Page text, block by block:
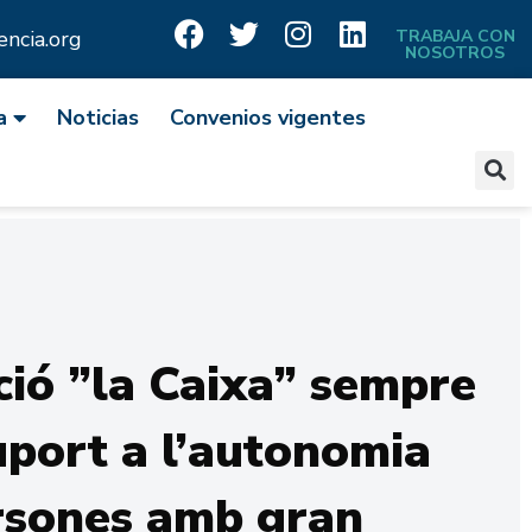
TRABAJA CON
NOSOTROS
Noticias
Convenios vigentes
”la Caixa” sempre
a l’autonomia
amb gran